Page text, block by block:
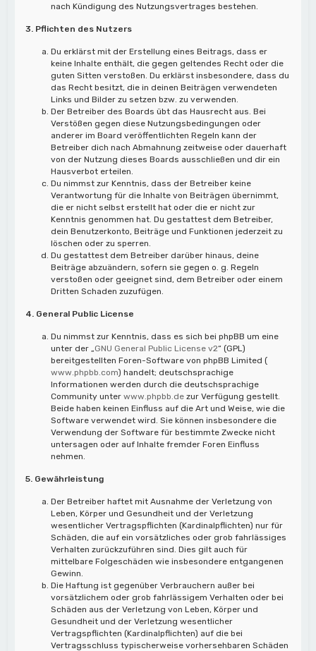
nach Kündigung des Nutzungsvertrages bestehen.
3. Pflichten des Nutzers
Du erklärst mit der Erstellung eines Beitrags, dass er
keine Inhalte enthält, die gegen geltendes Recht oder die
guten Sitten verstoßen. Du erklärst insbesondere, dass du
das Recht besitzt, die in deinen Beiträgen verwendeten
Links und Bilder zu setzen bzw. zu verwenden.
Der Betreiber des Boards übt das Hausrecht aus. Bei
Verstößen gegen diese Nutzungsbedingungen oder
anderer im Board veröffentlichten Regeln kann der
Betreiber dich nach Abmahnung zeitweise oder dauerhaft
von der Nutzung dieses Boards ausschließen und dir ein
Hausverbot erteilen.
Du nimmst zur Kenntnis, dass der Betreiber keine
Verantwortung für die Inhalte von Beiträgen übernimmt,
die er nicht selbst erstellt hat oder die er nicht zur
Kenntnis genommen hat. Du gestattest dem Betreiber,
dein Benutzerkonto, Beiträge und Funktionen jederzeit zu
löschen oder zu sperren.
Du gestattest dem Betreiber darüber hinaus, deine
Beiträge abzuändern, sofern sie gegen o. g. Regeln
verstoßen oder geeignet sind, dem Betreiber oder einem
Dritten Schaden zuzufügen.
4. General Public License
Du nimmst zur Kenntnis, dass es sich bei phpBB um eine
unter der „GNU General Public License v2“ (GPL)
bereitgestellten Foren-Software von phpBB Limited (
www.phpbb.com) handelt; deutschsprachige
Informationen werden durch die deutschsprachige
Community unterwww.phpbb.de zur Verfügung gestellt.
Beide haben keinen Einfluss auf die Art und Weise, wie die
Software verwendet wird. Sie können insbesondere die
Verwendung der Software für bestimmte Zwecke nicht
untersagen oder auf Inhalte fremder Foren Einfluss
nehmen.
5. Gewährleistung
Der Betreiber haftet mit Ausnahme der Verletzung von
Leben, Körper und Gesundheit und der Verletzung
wesentlicher Vertragspflichten (Kardinalpflichten) nur für
Schäden, die auf ein vorsätzliches oder grob fahrlässiges
Verhalten zurückzuführen sind. Dies gilt auch für
mittelbare Folgeschäden wie insbesondere entgangenen
Gewinn.
Die Haftung ist gegenüber Verbrauchern außer bei
vorsätzlichem oder grob fahrlässigem Verhalten oder bei
Schäden aus der Verletzung von Leben, Körper und
Gesundheit und der Verletzung wesentlicher
Vertragspflichten (Kardinalpflichten) auf die bei
Vertragsschluss typischerweise vorhersehbaren Schäden